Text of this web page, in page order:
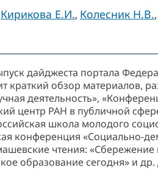
Кирикова Е.И., Колесник Н.В.,
дайджеста портала
краткий обзор материалов,
деятельность»,
центр РАН в публичной
школа молодого
конференция
чтения: «Сбережение
образование сегодня» и